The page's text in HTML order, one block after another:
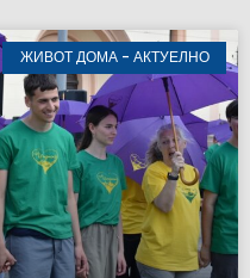
ЖИВОТ ДОМА - АКТУЕЛНО